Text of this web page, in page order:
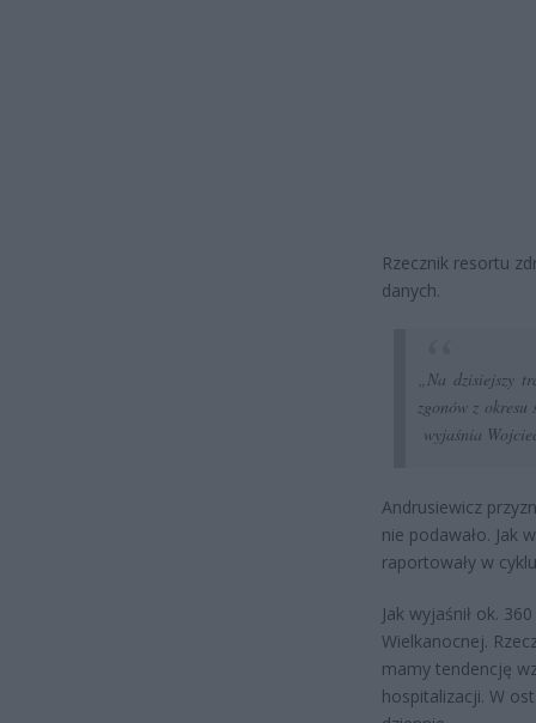
Rzecznik resortu
danych.
„Na dzisiejszy
zgonów z
wyjaśnia
Andrusiewicz
nie podawało. Jak
raportowały w
Jak wyjaśnił ok.
Wielkanocnej.
mamy tendencję
hospitalizacji. W